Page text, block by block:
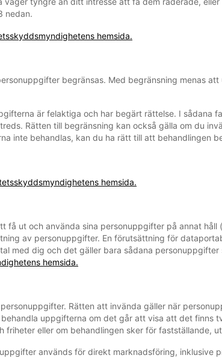
nedan.
hemsida.
begränsas. Med begränsning menas
är felaktiga och har begärt rättelse. I sådana
Rätten till begränsning kan också gälla om du
inte behandlas, kan du ha rätt till att behandlingen
hemsida.
få ut och använda sina personuppgifter på annat
av personuppgifter. En förutsättning för
med dig och det gäller bara sådana
hemsida.
Rätten att invända gäller när
uppgifterna om det går att visa att det finns
eller om behandlingen sker för fastställande,
används för direkt marknadsföring, inklusive